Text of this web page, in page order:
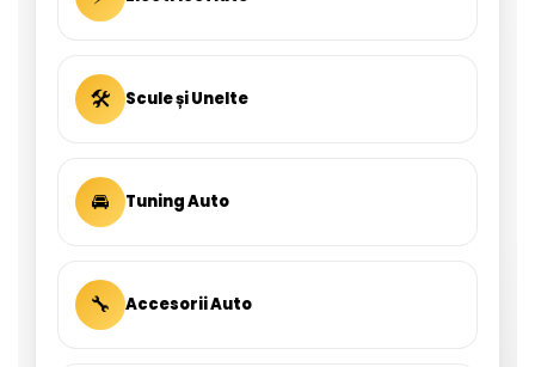
🛠 Scule și Unelte
🚘 Tuning Auto
🔧 Accesorii Auto